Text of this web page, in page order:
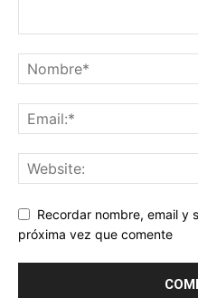
Recordar nombre, email y
próxima vez que comente